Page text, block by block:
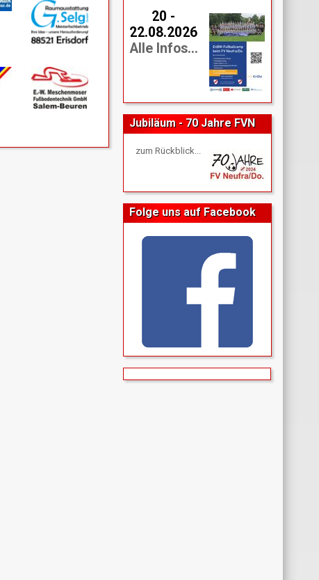
20 -
22.08.2026
Alle Infos...
Jubiläum - 70 Jahre FVN
zum Rückblick...
Folge uns auf Facebook